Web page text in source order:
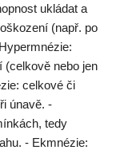
ukládat a
(např. po
nebo jen
celkové či
únavě. -
tedy
- Ekmnézie: